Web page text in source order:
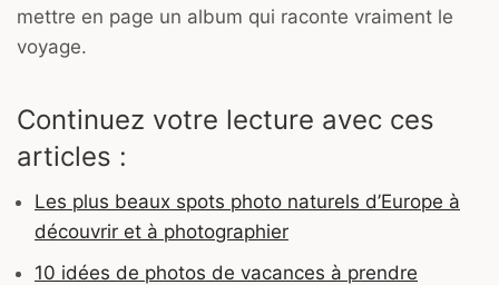
mettre en page un album qui raconte vraiment le
voyage.
Continuez votre lecture avec ces
articles :
Les plus beaux spots photo naturels d’Europe à
découvrir et à photographier
10 idées de photos de vacances à prendre